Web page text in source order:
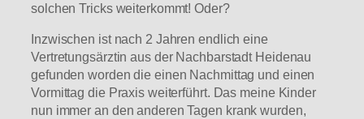
solchen Tricks weiterkommt! Oder?
Inzwischen ist nach 2 Jahren endlich eine
Vertretungsärztin aus der Nachbarstadt Heidenau
gefunden worden die einen Nachmittag und einen
Vormittag die Praxis weiterführt. Das meine Kinder
nun immer an den anderen Tagen krank wurden,